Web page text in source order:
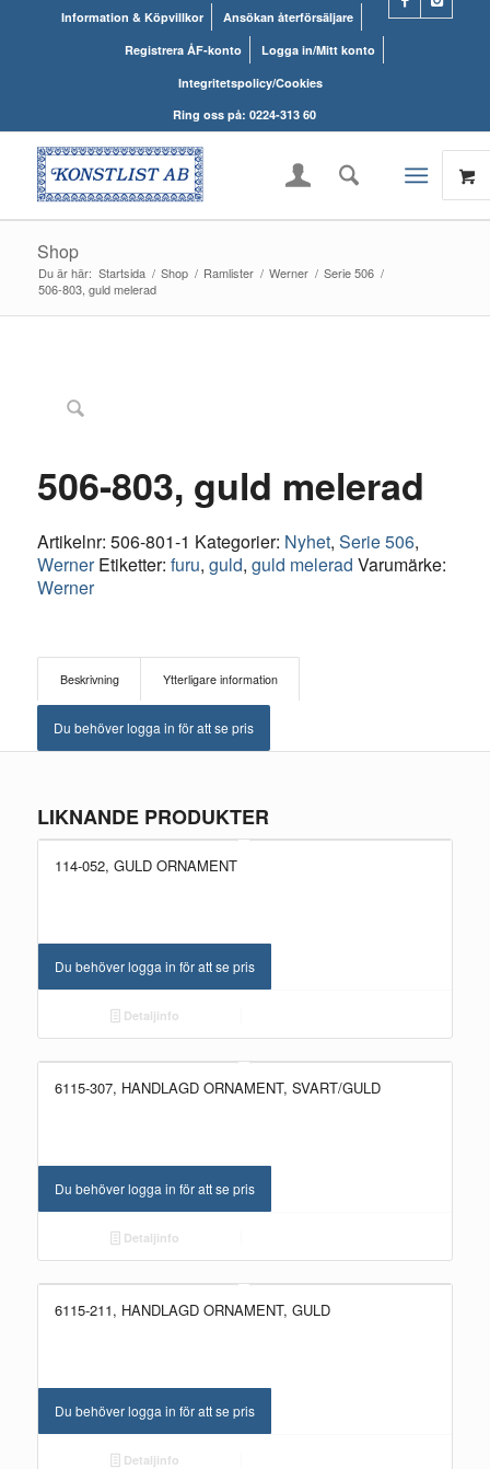
Information & Köpvillkor
Ansökan återförsäljare
Registrera ÅF-konto
Logga in/Mitt konto
Integritetspolicy/Cookies
Ring oss på: 0224-313 60
Shop
Du är här: Startsida / Shop / Ramlister / Werner / Serie 506 /
506-803, guld melerad
506-803, guld melerad
Artikelnr: 506-801-1 Kategorier: Nyhet, Serie 506,
Werner Etiketter: furu, guld, guld melerad Varumärke:
Werner
Beskrivning Ytterligare information
Du behöver logga in för att se pris
LIKNANDE PRODUKTER
114-052, GULD ORNAMENT
Du behöver logga in för att se pris
Detaljinfo
NYHET!
6115-307, HANDLAGD ORNAMENT, SVART/GULD
Du behöver logga in för att se pris
Detaljinfo
6115-211, HANDLAGD ORNAMENT, GULD
Du behöver logga in för att se pris
Detaljinfo